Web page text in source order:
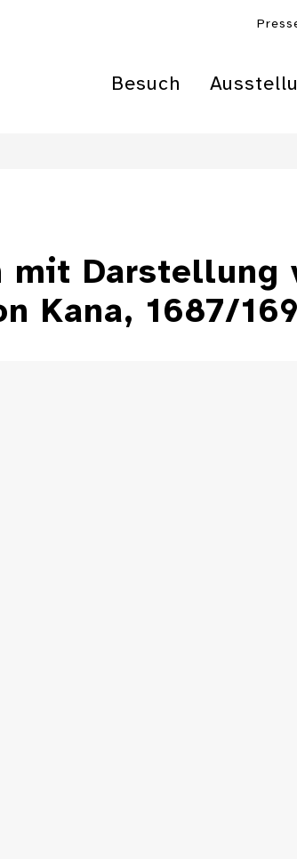
Besuch
Darstellung
Kana, 1687/